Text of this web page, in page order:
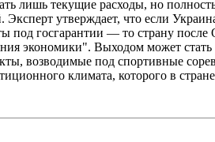
лишь текущие расходы, но
утверждает, что если
под госгарантии — то страну
экономики". Выходом может
возводимые под спортивные
климата, которого в